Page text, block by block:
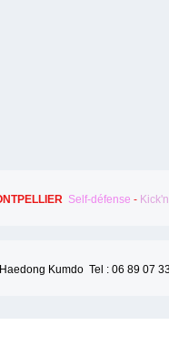
Self-défense -
Kumdo  Tel : 06 89 07